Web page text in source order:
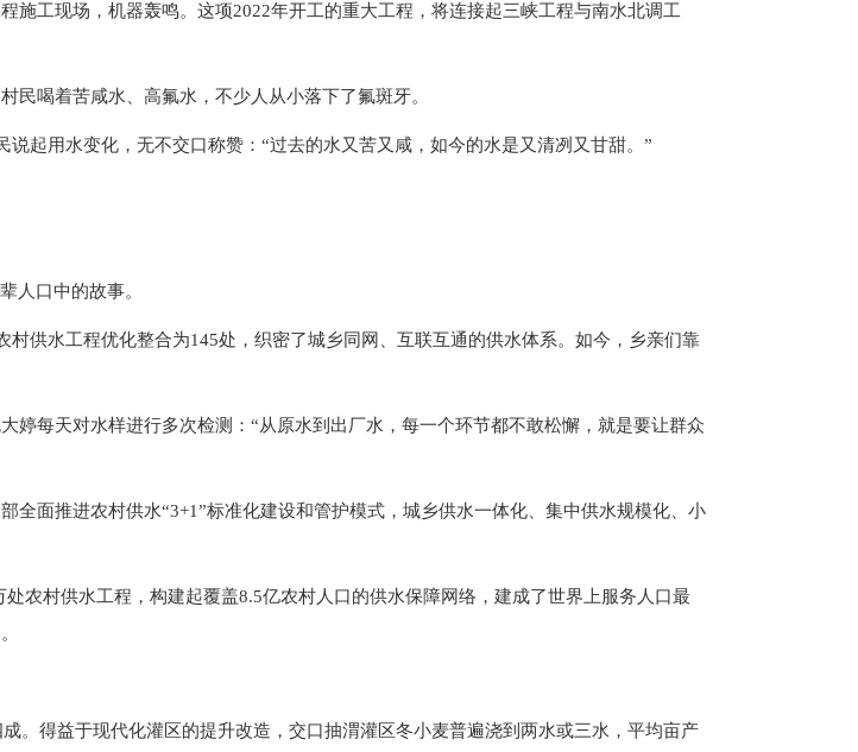
施工现场，机器轰鸣。这项2022年开工的重大工程，将连接起三峡工程与南水北调工
民喝着苦咸水、高氟水，不少人从小落下了氟斑牙。
起用水变化，无不交口称赞：“过去的水又苦又咸，如今的水是又清冽又甘甜。”
人口中的故事。
供水工程优化整合为145处，织密了城乡同网、互联互通的供水体系。如今，乡亲们靠
婷每天对水样进行多次检测：“从原水到出厂水，每一个环节都不敢松懈，就是要让群众
全面推进农村供水“3+1”标准化建设和管护模式，城乡供水一体化、集中供水规模化、小
农村供水工程，构建起覆盖8.5亿农村人口的供水保障网络，建成了世界上服务人口最
。得益于现代化灌区的提升改造，交口抽渭灌区冬小麦普遍浇到两水或三水，平均亩产